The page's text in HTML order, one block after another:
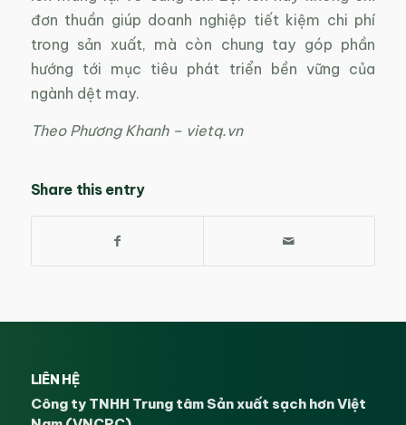
đơn thuần giúp doanh nghiệp tiết kiệm chi phí
trong sản xuất, mà còn chung tay góp phần
hướng tới mục tiêu phát triển bền vững của
ngành dệt may.
Theo Phương Khanh – vietq.vn
Share this entry
LIÊN HỆ
Công ty TNHH Trung tâm Sản xuất sạch hơn Việt